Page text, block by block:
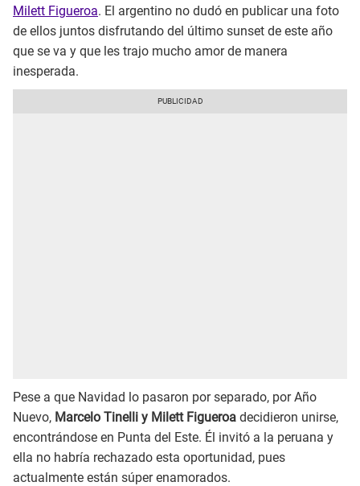
Milett Figueroa. El argentino no dudó en publicar una foto
de ellos juntos disfrutando del último sunset de este año
que se va y que les trajo mucho amor de manera
inesperada.
Pese a que Navidad lo pasaron por separado, por Año
Nuevo, Marcelo Tinelli y Milett Figueroa decidieron unirse,
encontrándose en Punta del Este. Él invitó a la peruana y
ella no habría rechazado esta oportunidad, pues
actualmente están súper enamorados.